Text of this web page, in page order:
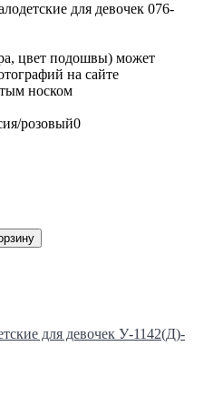
для девочек 076-
цвет подошвы) может
на сайте
носком
розовый0
для девочек У-1142(Д)-